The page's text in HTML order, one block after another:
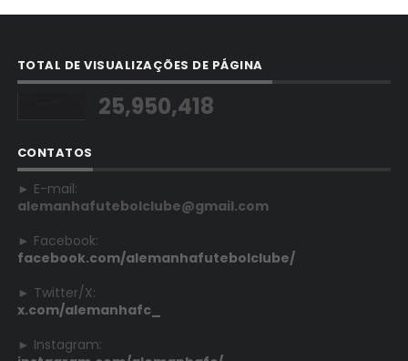
TOTAL DE VISUALIZAÇÕES DE PÁGINA
25,950,418
CONTATOS
► E-mail:
alemanhafutebolclube@gmail.com
► Facebook:
facebook.com/alemanhafutebolclube/
► Twitter/X:
x.com/alemanhafc_
► Instagram: